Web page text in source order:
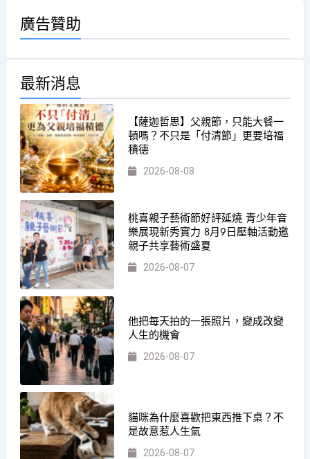
廣告贊助
最新消息
【薩迦哲思】父親節，只能大餐一
頓嗎？不只是「付清節」更要培福
積德
2026-08-08
桃喜親子藝術節好評延燒 青少年音
樂展現新秀實力 8月9日壓軸活動邀
親子共享藝術盛夏
2026-08-07
他把每天拍的一張照片，變成改變
人生的機會
2026-08-07
貓咪為什麼喜歡把東西推下桌？不
是故意惹人生氣
2026-08-07